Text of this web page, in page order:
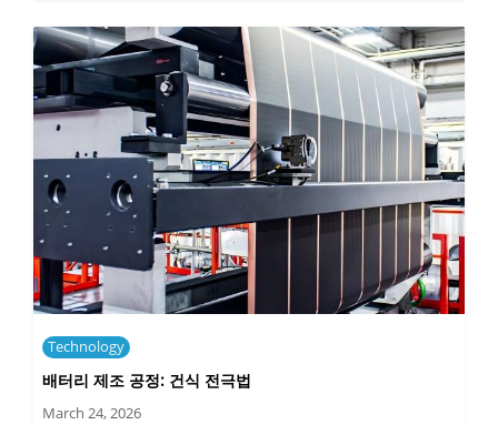
Technology
배터리 제조 공정: 건식 전극법
March 24, 2026